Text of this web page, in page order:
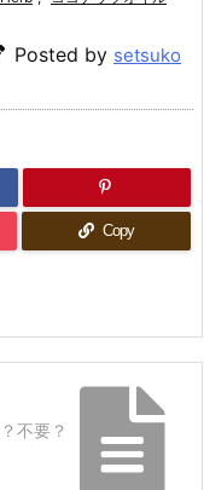
Posted by setsuko
Copy
不要？